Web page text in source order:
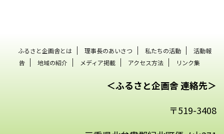
ふるさと企画舎とは 理事長のあいさつ 私たちの活動
活動報
告
地域の紹介 メディア掲載 アクセス方法 リンク集
＜ふるさと企画舎 連絡先＞
〒519-3408